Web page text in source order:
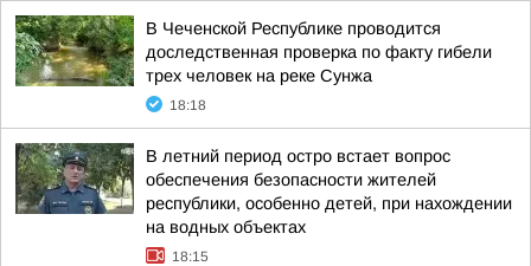
В Чеченской Республике проводится
доследственная проверка по факту гибели
трех человек на реке Сунжа
18:18
В летний период остро встает вопрос
обеспечения безопасности жителей
республики, особенно детей, при нахождении
на водных объектах
18:15